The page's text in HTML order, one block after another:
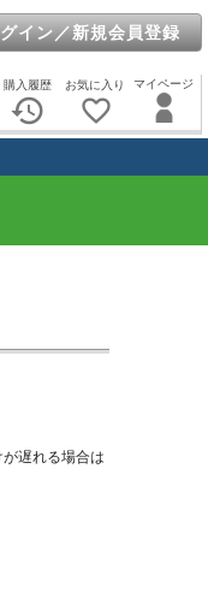
イン／新規会員登録
マイページ
お気に入り
favorite_border
購入履歴
history
が遅れる場合は